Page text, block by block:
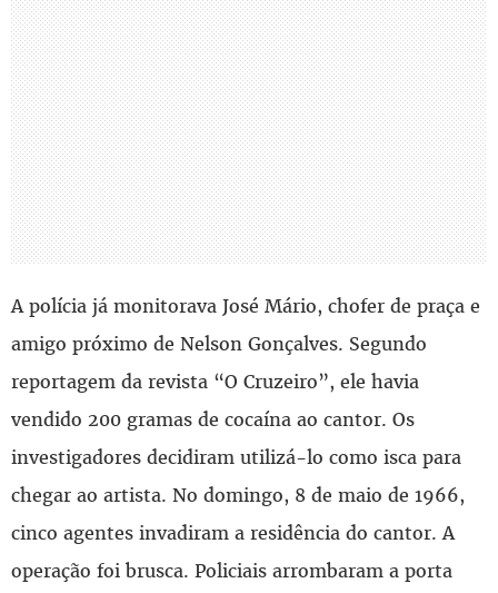
A polícia já monitorava José Mário, chofer de praça e
amigo próximo de Nelson Gonçalves. Segundo
reportagem da revista “O Cruzeiro”, ele havia
vendido 200 gramas de cocaína ao cantor. Os
investigadores decidiram utilizá-lo como isca para
chegar ao artista. No domingo, 8 de maio de 1966,
cinco agentes invadiram a residência do cantor. A
operação foi brusca. Policiais arrombaram a porta